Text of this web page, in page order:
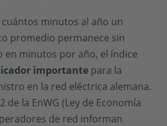
cuántos minutos al año un
promedio permanece sin
en minutos por año, el índice
importante para la
en la red eléctrica alemana.
de la EnWG (Ley de Economía
de red informan